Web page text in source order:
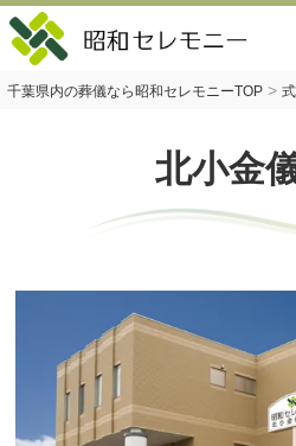
千葉県内の葬儀なら昭和セレモニーTOP >
北小金